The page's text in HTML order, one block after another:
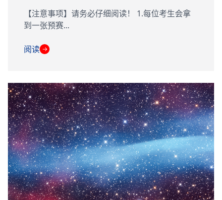
【注意事项】请务必仔细阅读！ 1.每位考生会拿
到一张预赛...
阅读 →